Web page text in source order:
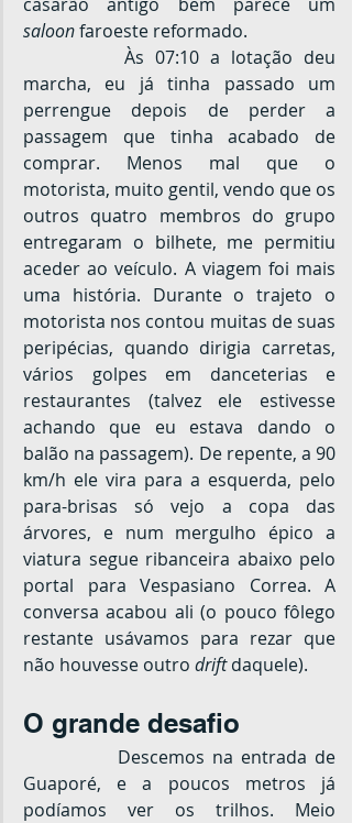
saloon faroeste reformado.
marcha, eu já tinha passado um
perrengue depois de perder a
passagem que tinha acabado de
comprar. Menos mal que o
motorista, muito gentil, vendo que os
outros quatro membros do grupo
entregaram o bilhete, me permitiu
aceder ao veículo. A viagem foi mais
uma história. Durante o trajeto o
motorista nos contou muitas de suas
peripécias, quando dirigia carretas,
vários golpes em danceterias e
restaurantes (talvez ele estivesse
achando que eu estava dando o
balão na passagem). De repente, a 90
km/h ele vira para a esquerda, pelo
para-brisas só vejo a copa das
árvores, e num mergulho épico a
viatura segue ribanceira abaixo pelo
portal para Vespasiano Correa. A
conversa acabou ali (o pouco fôlego
restante usávamos para rezar que
não houvesse outro drift daquele).
O grande desafio
Guaporé, e a poucos metros já
podíamos ver os trilhos. Meio